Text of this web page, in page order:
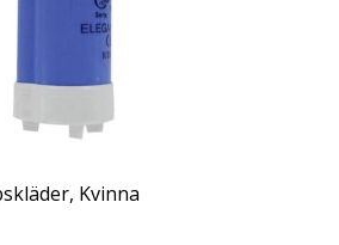
, Kvinna